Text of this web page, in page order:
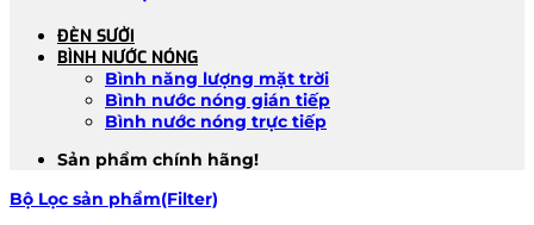
ĐÈN SƯỞI
BÌNH NƯỚC NÓNG
Bình năng lượng mặt trời
Bình nước nóng gián tiếp
Bình nước nóng trực tiếp
Sản phẩm chính hãng!
Bộ Lọc sản phẩm(Filter)